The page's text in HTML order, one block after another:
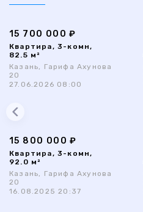
15 700 000 ₽
Квартира, 3-комн,
82.5 м²
Казань, Гарифа Ахунова
20
27.06.2026 08:00
15 800 000 ₽
Квартира, 3-комн,
92.0 м²
Казань, Гарифа Ахунова
20
16.08.2025 20:37